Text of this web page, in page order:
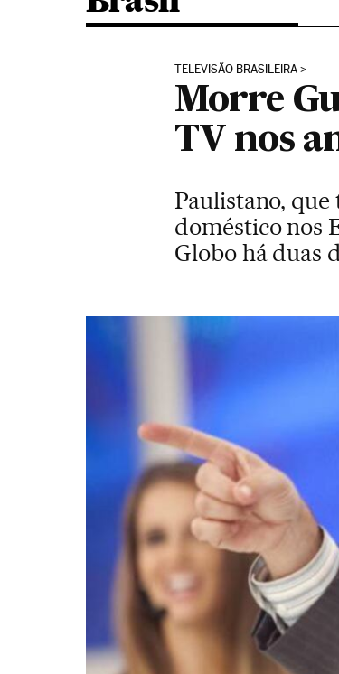
TELEVISÃO BRASILEIRA
Morre
TV nos
Paulistano,
doméstico nos
Globo há duas